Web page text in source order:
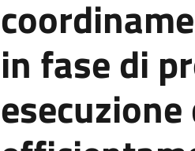
in fase di